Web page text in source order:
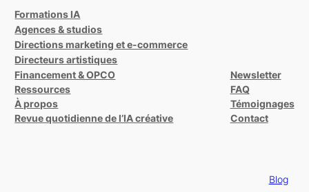
Formations IA
Agences & studios
Directions marketing et e-commerce
Directeurs artistiques
Financement & OPCO
Ressources
À propos
Revue quotidienne de l’IA créative
Newsletter
FAQ
Témoignages
Contact
Blog